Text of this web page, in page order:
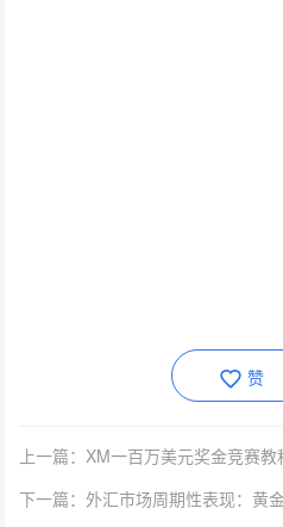
赞
上一篇：XM一百万美元奖金竞赛教
下一篇：外汇市场周期性表现：黄